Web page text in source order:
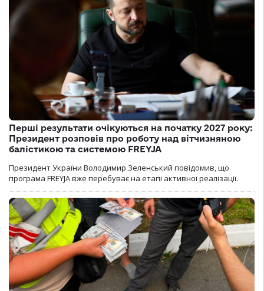
Перші результати очікуються на початку 2027 року:
Президент розповів про роботу над вітчизняною
балістикою та системою FREYJA
Президент України Володимир Зеленський повідомив, що
програма FREYJA вже перебуває на етапі активної реалізації.